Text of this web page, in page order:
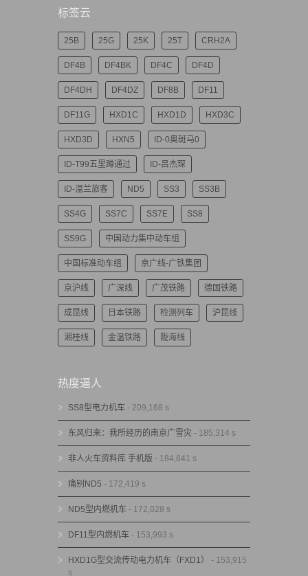
标签云
25B 25G 25K 25T CRH2A
DF4B DF4BK DF4C DF4D
DF4DH DF4DZ DF8B DF11
DF11G HXD1C HXD1D HXD3C
HXD3D HXN5 ID-0奥斑马0
ID-T99五里蹲通过 ID-吕杰琛
ID-温兰旅客 ND5 SS3 SS3B
SS4G SS7C SS7E SS8
SS9G 中国动力集中动车组
中国标准动车组 京广线-广铁集团
京沪线 广深线 广茂铁路 德国铁路
成昆线 日本铁路 检测列车 沪昆线
湘桂线 金温铁路 陇海线
热度逼人
SS8型电力机车 - 209,168 s
东风归来：我所经历的南京广雪灾 - 185,314 s
非人火车资料库 手机版 - 184,841 s
痛别ND5 - 172,419 s
ND5型内燃机车 - 172,028 s
DF11型内燃机车 - 153,993 s
HXD1G型交流传动电力机车（FXD1）
- 153,915
s